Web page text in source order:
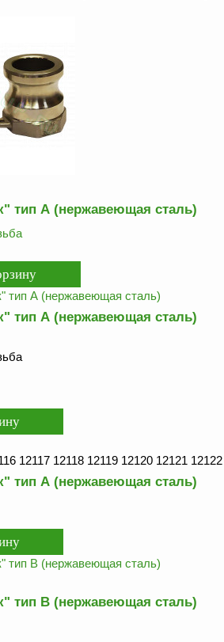
тип А (нержавеющая сталь)
тип А (нержавеющая сталь)
12117 12118 12119 12120 12121 12122
тип А (нержавеющая сталь)
тип В (нержавеющая сталь)